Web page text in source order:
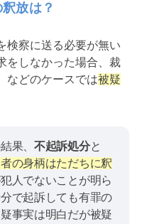
放は？
検察に送る必要が無い
をしなかった場合、裁
などのケースでは被疑
果、不起訴処分と
の身柄はただちに釈
人でないことが明ら
で起訴しても有罪の
事実は明白だが被疑